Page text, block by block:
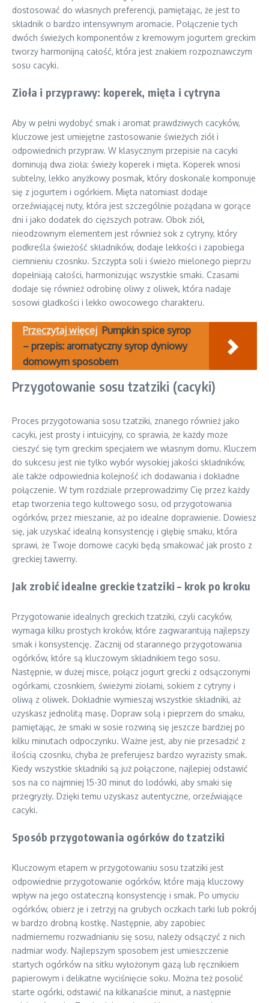
dostosować do własnych preferencji, pamiętając, że jest to
składnik o bardzo intensywnym aromacie. Połączenie tych
dwóch świeżych komponentów z kremowym jogurtem greckim
tworzy harmonijną całość, która jest znakiem rozpoznawczym
sosu cacyki.
Zioła i przyprawy: koperek, mięta i cytryna
Aby w pełni wydobyć smak i aromat prawdziwych cacyków,
kluczowe jest umiejętne zastosowanie świeżych ziół i
odpowiednich przypraw. W klasycznym przepisie na cacyki
dominują dwa zioła: świeży koperek i mięta. Koperek wnosi
subtelny, lekko anyżkowy posmak, który doskonale komponuje
się z jogurtem i ogórkiem. Mięta natomiast dodaje
orzeźwiającej nuty, która jest szczególnie pożądana w gorące
dni i jako dodatek do cięższych potraw. Obok ziół,
nieodzownym elementem jest również sok z cytryny, który
podkreśla świeżość składników, dodaje lekkości i zapobiega
ciemnieniu czosnku. Szczypta soli i świeżo mielonego pieprzu
dopełniają całości, harmonizując wszystkie smaki. Czasami
dodaje się również odrobinę oliwy z oliwek, która nadaje
sosowi gładkości i lekko owocowego charakteru.
Przeczytaj więcej Pumpkin spice syrop
– przepis: aromatyczny syrop dyniowy
domowym sposobem
Przygotowanie sosu tzatziki (cacyki)
Proces przygotowania sosu tzatziki, znanego również jako
cacyki, jest prosty i intuicyjny, co sprawia, że każdy może
cieszyć się tym greckim specjałem we własnym domu. Kluczem
do sukcesu jest nie tylko wybór wysokiej jakości składników,
ale także odpowiednia kolejność ich dodawania i dokładne
połączenie. W tym rozdziale przeprowadzimy Cię przez każdy
etap tworzenia tego kultowego sosu, od przygotowania
ogórków, przez mieszanie, aż po idealne doprawienie. Dowiesz
się, jak uzyskać idealną konsystencję i głębię smaku, która
sprawi, że Twoje domowe cacyki będą smakować jak prosto z
greckiej tawerny.
Jak zrobić idealne greckie tzatziki – krok po kroku
Przygotowanie idealnych greckich tzatziki, czyli cacyków,
wymaga kilku prostych kroków, które zagwarantują najlepszy
smak i konsystencję. Zacznij od starannego przygotowania
ogórków, które są kluczowym składnikiem tego sosu.
Następnie, w dużej misce, połącz jogurt grecki z odsączonymi
ogórkami, czosnkiem, świeżymi ziołami, sokiem z cytryny i
oliwą z oliwek. Dokładnie wymieszaj wszystkie składniki, aż
uzyskasz jednolitą masę. Dopraw solą i pieprzem do smaku,
pamiętając, że smaki w sosie rozwiną się jeszcze bardziej po
kilku minutach odpoczynku. Ważne jest, aby nie przesadzić z
ilością czosnku, chyba że preferujesz bardzo wyrazisty smak.
Kiedy wszystkie składniki są już połączone, najlepiej odstawić
sos na co najmniej 15-30 minut do lodówki, aby smaki się
przegryzły. Dzięki temu uzyskasz autentyczne, orzeźwiające
cacyki.
Sposób przygotowania ogórków do tzatziki
Kluczowym etapem w przygotowaniu sosu tzatziki jest
odpowiednie przygotowanie ogórków, które mają kluczowy
wpływ na jego ostateczną konsystencję i smak. Po umyciu
ogórków, obierz je i zetrzyj na grubych oczkach tarki lub pokrój
w bardzo drobną kostkę. Następnie, aby zapobiec
nadmiernemu rozwadnianiu się sosu, należy odsączyć z nich
nadmiar wody. Najlepszym sposobem jest umieszczenie
startych ogórków na sitku wyłożonym gazą lub ręcznikiem
papierowym i delikatne wyciśnięcie soku. Można też posolić
starte ogórki, odstawić na kilkanaście minut, a następnie